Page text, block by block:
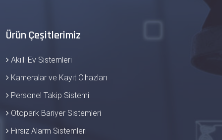
Ürün Çeşitlerimiz
Akıllı Ev Sistemleri
Kameralar ve Kayıt Cihazları
Personel Takip Sistemi
Otopark Bariyer Sistemleri
Hırsız Alarm Sistemleri